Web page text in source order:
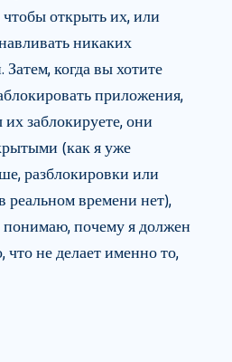
открыть их, или
никаких
Затем, когда вы хотите
приложения,
заблокируете, они
(как я уже
разблокировки или
реальном времени нет),
понимаю, почему я должен
что не делает именно то,